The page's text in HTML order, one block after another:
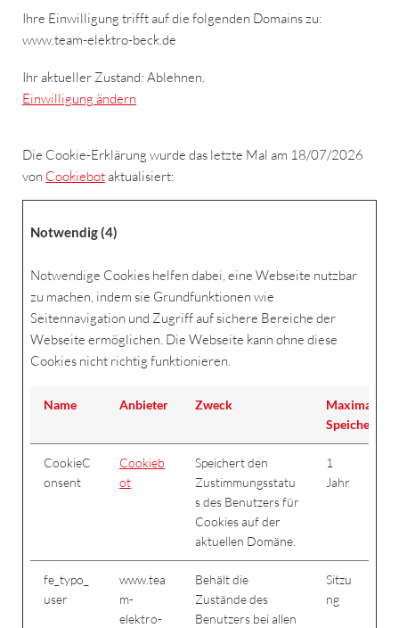
Ihre Einwilligung trifft auf die folgenden Domains zu:
www.team-elektro-beck.de
Ihr aktueller Zustand: Ablehnen.
Einwilligung ändern
Die Cookie-Erklärung wurde das letzte Mal am 18/07/2026
von Cookiebotaktualisiert:
Notwendig (4)
Notwendige Cookies helfen dabei, eine Webseite nutzbar
zu machen, indem sie Grundfunktionen wie
Seitennavigation und Zugriff auf sichere Bereiche der
Webseite ermöglichen. Die Webseite kann ohne diese
Cookies nicht richtig funktionieren.
Name Anbieter Zweck
Maximale
CookieC
onsent
Cookieb
ot
Speichert den
Zustimmungsstatu
s des Benutzers für
Cookies auf der
aktuellen Domäne.
1
Jahr
fe_typo_
user
www.tea
m-
elektro-
Behält die
Zustände des
Benutzers bei allen
Sitzu
ng